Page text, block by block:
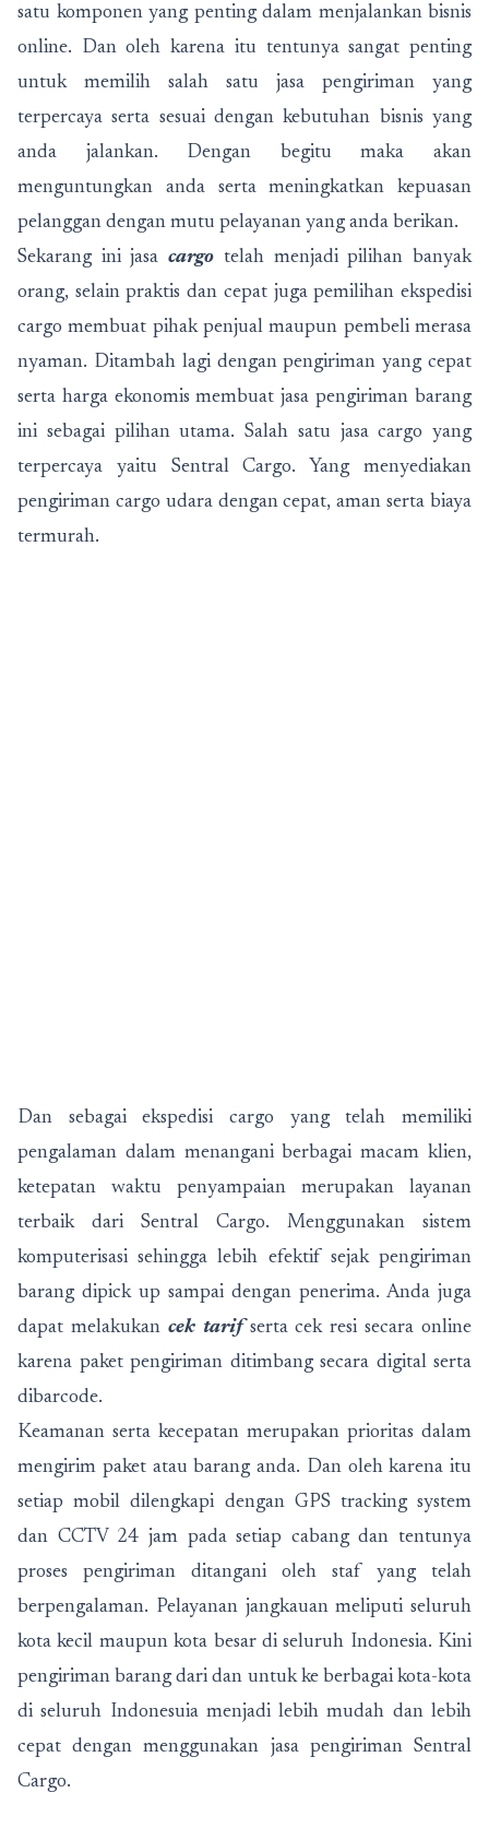
satu komponen yang penting dalam menjalankan bisnis
online. Dan oleh karena itu tentunya sangat penting
untuk memilih salah satu jasa pengiriman yang
terpercaya serta sesuai dengan kebutuhan bisnis yang
anda jalankan. Dengan begitu maka akan
menguntungkan anda serta meningkatkan kepuasan
pelanggan dengan mutu pelayanan yang anda berikan.
Sekarang ini jasacargo telah menjadi pilihan banyak
orang, selain praktis dan cepat juga pemilihan ekspedisi
cargo membuat pihak penjual maupun pembeli merasa
nyaman. Ditambah lagi dengan pengiriman yang cepat
serta harga ekonomis membuat jasa pengiriman barang
ini sebagai pilihan utama. Salah satu jasa cargo yang
terpercaya yaitu Sentral Cargo. Yang menyediakan
pengiriman cargo udara dengan cepat, aman serta biaya
termurah.
Dan sebagai ekspedisi cargo yang telah memiliki
pengalaman dalam menangani berbagai macam klien,
ketepatan waktu penyampaian merupakan layanan
terbaik dari Sentral Cargo. Menggunakan sistem
komputerisasi sehingga lebih efektif sejak pengiriman
barang dipick up sampai dengan penerima. Anda juga
dapat melakukan cek tarifserta cek resi secara online
karena paket pengiriman ditimbang secara digital serta
dibarcode.
Keamanan serta kecepatan merupakan prioritas dalam
mengirim paket atau barang anda. Dan oleh karena itu
setiap mobil dilengkapi dengan GPS tracking system
dan CCTV 24 jam pada setiap cabang dan tentunya
proses pengiriman ditangani oleh staf yang telah
berpengalaman. Pelayanan jangkauan meliputi seluruh
kota kecil maupun kota besar di seluruh Indonesia. Kini
pengiriman barang dari dan untuk ke berbagai kota-kota
di seluruh Indonesuia menjadi lebih mudah dan lebih
cepat dengan menggunakan jasa pengiriman Sentral
Cargo.